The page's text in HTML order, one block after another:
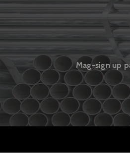
Mag-sign up